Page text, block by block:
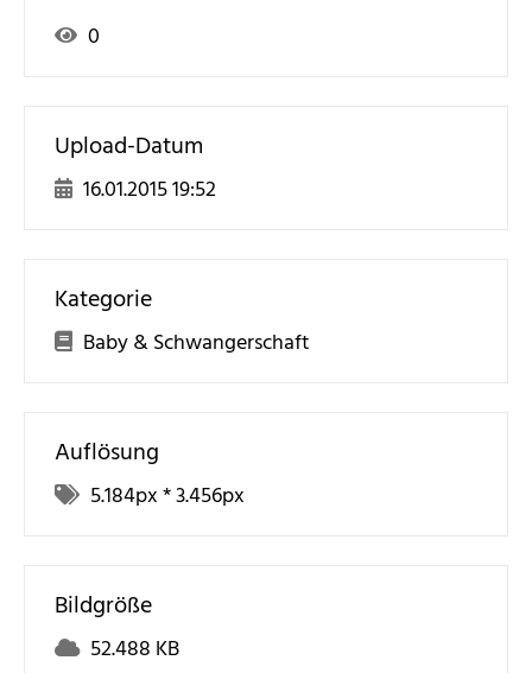
0
Upload-Datum
16.01.2015 19:52
Kategorie
Baby & Schwangerschaft
Auflösung
5.184px *3.456px
Bildgröße
52.488 KB